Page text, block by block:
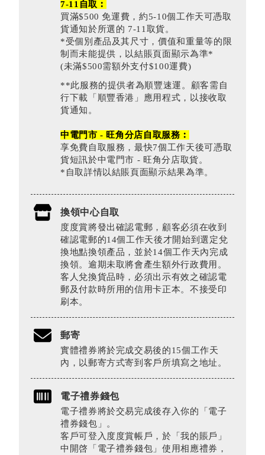
7-11自取︰
買滿$500 免運費，約5-10個工作天可憑取
貨通知於所選的 7-11取貨。
*受個別產品及其尺寸，價值和重量等的限
制而未能提供，以結賬頁面顯示為準*
(未滿$500需額外支付$100運費)
**此服務的提供者為順豐速運。顧客需自
行下載「順豐香港」應用程式，以接收取
貨通知。
中電門市 - 旺角分店自取服務︰
享免費自取服務，最快7個工作天後可憑取
貨短訊於中電門市 - 旺角分店取貨。
*自取詳情以結賬頁面顯示結果為準。
換領中心自取
度度賞將發出確認電郵，顧客必須在收到
確認電郵的14個工作天後才開始到選定兌
換地點換領產品，並於14個工作天內完成
換領。逾期未取將會產生額外行政費用。
客人兌換貨品時，必須出示有效之確認電
郵及付款時所用的信用卡正本。不接受印
刷本。
郵寄
實體禮券將於完成交易後的15個工作天
內，以郵寄方式寄到客戶所填寫之地址。
電子禮券錢包
電子禮券將於交易完成後存入你的「電子
禮券錢包」。
客戶可登入度度賞帳戶，於「我的賬戶」
中開啓「電子禮券錢包」使用相應禮券，